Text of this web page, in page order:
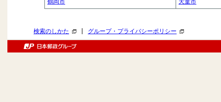
鶴岡市 天童市
検索のしかた グループ・プライバシーポリシー